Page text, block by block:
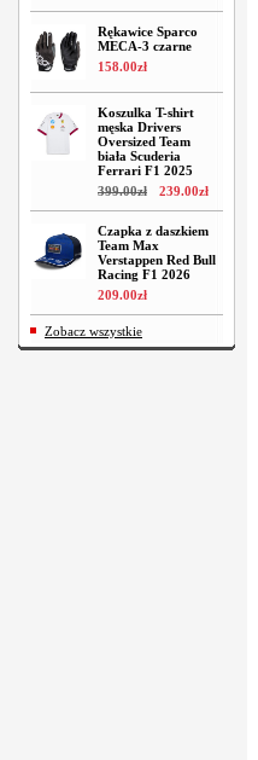
Rękawice Sparco
MECA-3 czarne
158.00zł
Koszulka T-shirt
męska Drivers
Oversized Team
biała Scuderia
Ferrari F1 2025
399.00zł 239.00zł
Czapka z daszkiem
Team Max
Verstappen Red Bull
Racing F1 2026
209.00zł
Zobacz wszystkie